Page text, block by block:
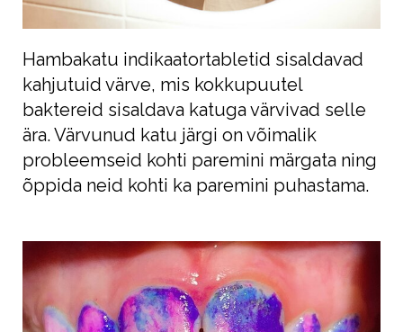
Hambakatu indikaatortabletid sisaldavad
kahjutuid värve, mis kokkupuutel
baktereid sisaldava katuga värvivad selle
ära. Värvunud katu järgi on võimalik
probleemseid kohti paremini märgata ning
õppida neid kohti ka paremini puhastama.